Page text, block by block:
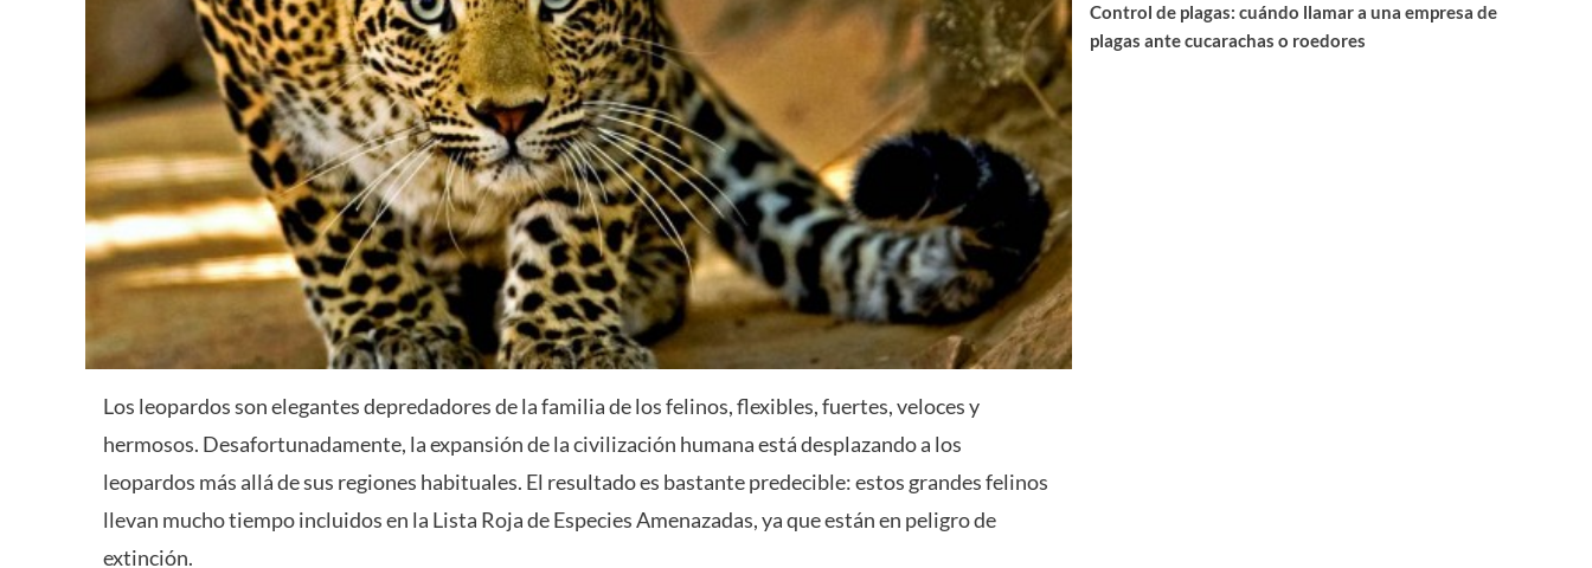
Los leopardos son elegantes depredadores de la familia de los felinos, flexibles, fuertes, veloces y
hermosos. Desafortunadamente, la expansión de la civilización humana está desplazando a los
leopardos más allá de sus regiones habituales. El resultado es bastante predecible: estos grandes felinos
llevan mucho tiempo incluidos en la Lista Roja de Especies Amenazadas, ya que están en peligro de
extinción.
Control de plagas: cuándo llamar a una empresa de
plagas ante cucarachas o roedores